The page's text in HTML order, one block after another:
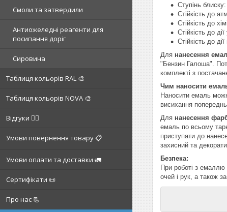
Смоли та затвердили
Антиожеледні реагенти для
посипання доріг
Сировина
Таблиця кольорів RAL 🎨
Таблиця кольорів NOVA 🎨
Відгуки ✍🏼
Умови повернення товару 📋
Умови оплати та доставки 🚛
Сертифікати 📜
Про нас 📃
Ступінь
Стійкість до
Стійкість до
Стійкість до
Стійкість до
Для нанесення
"Бензин Галоша".
комплекті з
Чим наносити
Наносити емаль
висихання
Для нанесення
емаль по всьому
приступати до
захисний та
Безпека:
При роботі з емаллю
очей і рук, а також